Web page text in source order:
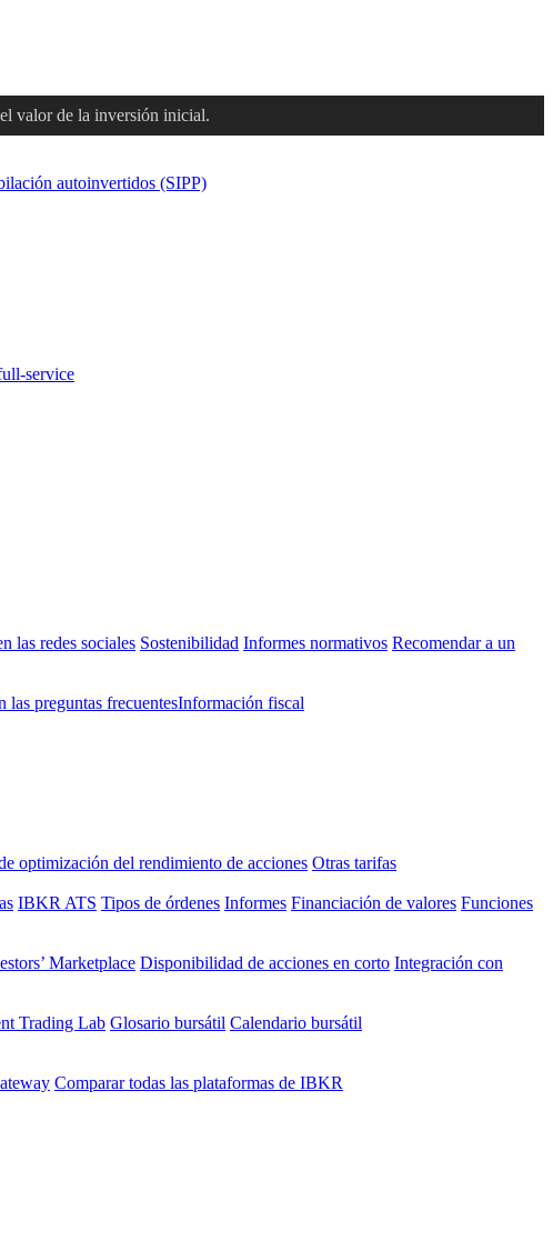
valor de la inversión inicial.
autoinvertidos (SIPP)
service
las redes sociales Sostenibilidad Informes normativos Recomendar a un
las preguntas frecuentesInformación fiscal
optimización del rendimiento de acciones Otras tarifas
IBKR ATS Tipos de órdenes Informes Financiación de valores Funciones
Marketplace Disponibilidad de acciones en corto Integración con
Trading Lab Glosario bursátil Calendario bursátil
Comparar todas las plataformas de IBKR